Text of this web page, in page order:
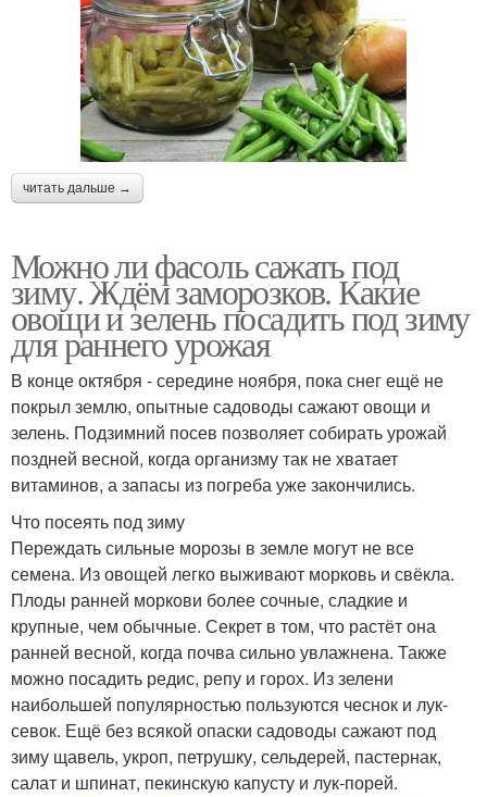
читать дальше →
Можно ли фасоль сажать под
зиму. Ждём заморозков. Какие
овощи и зелень посадить под зиму
для раннего урожая
В конце октября - середине ноября, пока снег ещё не
покрыл землю, опытные садоводы сажают овощи и
зелень. Подзимний посев позволяет собирать урожай
поздней весной, когда организму так не хватает
витаминов, а запасы из погреба уже закончились.
Что посеять под зиму
Переждать сильные морозы в земле могут не все
семена. Из овощей легко выживают морковь и свёкла.
Плоды ранней моркови более сочные, сладкие и
крупные, чем обычные. Секрет в том, что растёт она
ранней весной, когда почва сильно увлажнена. Также
можно посадить редис, репу и горох. Из зелени
наибольшей популярностью пользуются чеснок и лук-
севок. Ещё без всякой опаски садоводы сажают под
зиму щавель, укроп, петрушку, сельдерей, пастернак,
салат и шпинат, пекинскую капусту и лук-порей.